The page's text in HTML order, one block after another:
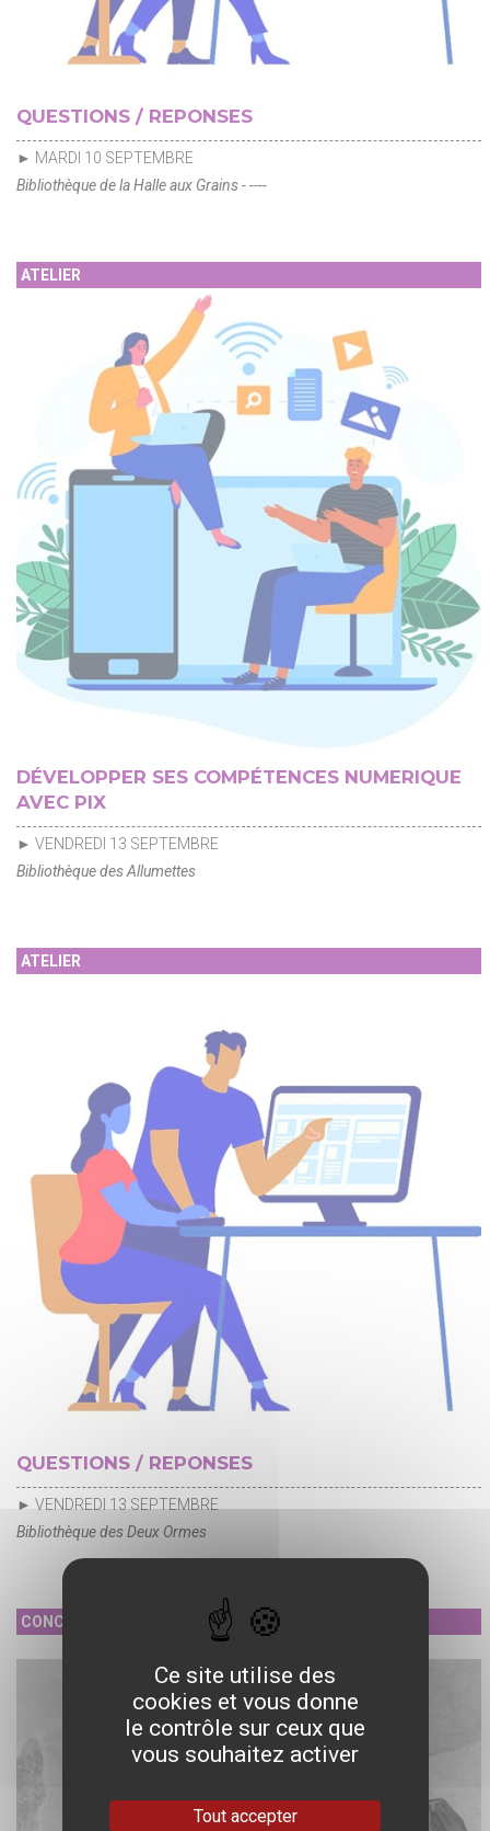
QUESTIONS / REPONSES
► MARDI 10 SEPTEMBRE
Bibliothèque de la Halle aux Grains - ----
ATELIER
DÉVELOPPER SES COMPÉTENCES NUMERIQUE
AVEC PIX
► VENDREDI 13 SEPTEMBRE
Bibliothèque des Allumettes
ATELIER
QUESTIONS / REPONSES
► VENDREDI 13 SEPTEMBRE
Bibliothèque des Deux Ormes
CONCERT
Ce site utilise des
cookies et vous donne
le contrôle sur ceux que
vous souhaitez activer
Tout accepter